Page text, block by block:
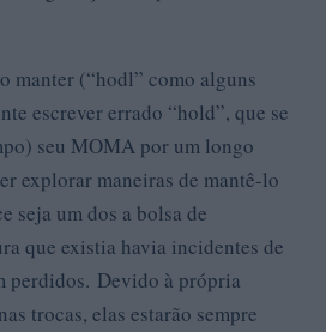
manter (“hodl” como alguns
escrever errado “hold”, que se
seu MOMA por um longo
explorar maneiras de mantê-lo
seja um dos a bolsa de
que existia havia incidentes de
perdidos. Devido à própria
trocas, elas estarão sempre